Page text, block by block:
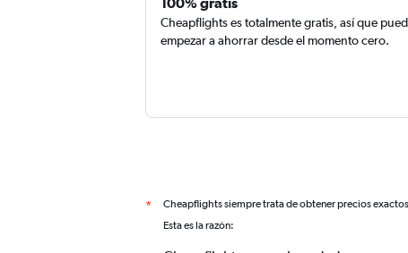
Cheapflights es totalmente gratis, así que
empezar a ahorrar desde el momento cero.
* Cheapflights siempre trata de obtener precios
Esta es la razón: